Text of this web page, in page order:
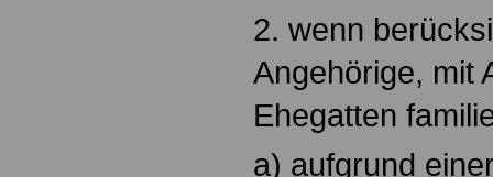
2. wenn
Angehörige, mit
Ehegatten
a) aufgrund